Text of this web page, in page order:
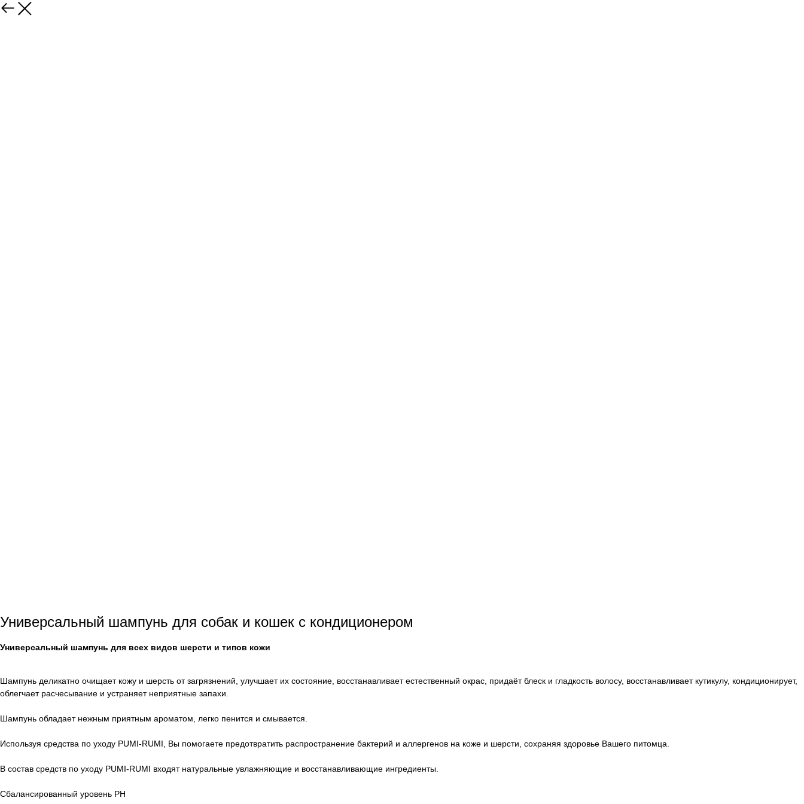
Универсальный шампунь для собак и кошек с кондиционером
Универсальный шампунь для всех видов шерсти и типов кожи
Шампунь деликатно очищает кожу и шерсть от загрязнений, улучшает их состояние, восстанавливает естественный окрас, придаёт блеск и гладкость волосу, восстанавливает кутикулу, кондиционирует,
облегчает расчесывание и устраняет неприятные запахи.
Шампунь обладает нежным приятным ароматом, легко пенится и смывается.
Используя средства по уходу PUMI-RUMI, Вы помогаете предотвратить распространение бактерий и аллергенов на коже и шерсти, сохраняя здоровье Вашего питомца.
В состав средств по уходу PUMI-RUMI входят натуральные увлажняющие и восстанавливающие ингредиенты.
Сбалансированный уровень PH